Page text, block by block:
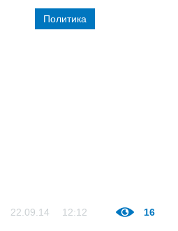
Политика
22.09.14 12:12 16